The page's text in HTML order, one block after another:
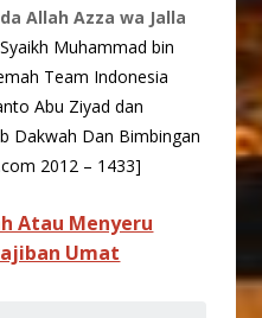
Allah Azza wa Jalla
Muhammad bin
Team Indonesia
Abu Ziyad dan
Dakwah Dan Bimbingan
2012 – 1433]
Atau Menyeru
Umat